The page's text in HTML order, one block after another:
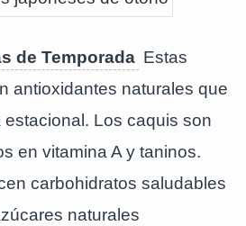
de Temporada Estas
antioxidantes naturales que
Los caquis son
en vitamina A y taninos.
carbohidratos saludables
naturales